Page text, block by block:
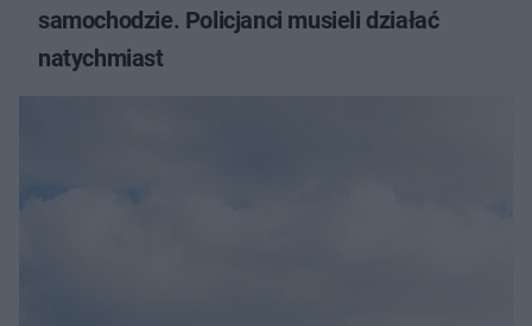
samochodzie. Policjanci musieli działać
natychmiast